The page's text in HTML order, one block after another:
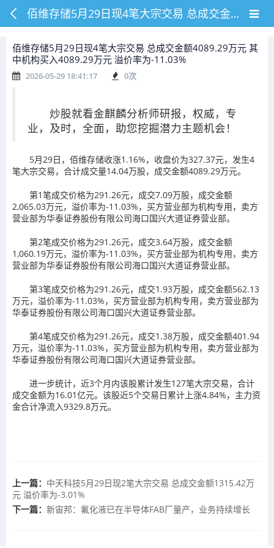
佰维存储5月29日现4笔大宗交易 总成交金额4089.29万元 其中机构买入4089.29万元 溢价率为-11.03%
佰维存储5月29日现4笔大宗交易 总成交金额4089.29万元 其
中机构买入4089.29万元 溢价率为-11.03%
2026-05-29 18:41:17 0次
炒股就看金麒麟分析师研报，权威，专
业，及时，全面，助您挖掘潜力主题机会！
5月29日，佰维存储收涨1.16%，收盘价为327.37元，发生4
笔大宗交易，合计成交量14.04万股，成交金额4089.29万元。
第1笔成交价格为291.26元，成交7.09万股，成交金额
2,065.03万元，溢价率为-11.03%，买方营业部为机构专用，卖方
营业部为华泰证券股份有限公司海口国兴大道证券营业部。
第2笔成交价格为291.26元，成交3.64万股，成交金额
1,060.19万元，溢价率为-11.03%，买方营业部为机构专用，卖方
营业部为华泰证券股份有限公司海口国兴大道证券营业部。
第3笔成交价格为291.26元，成交1.93万股，成交金额562.13
万元，溢价率为-11.03%，买方营业部为机构专用，卖方营业部为
华泰证券股份有限公司海口国兴大道证券营业部。
第4笔成交价格为291.26元，成交1.38万股，成交金额401.94
万元，溢价率为-11.03%，买方营业部为机构专用，卖方营业部为
华泰证券股份有限公司海口国兴大道证券营业部。
进一步统计，近3个月内该股累计发生127笔大宗交易，合计
成交金额为16.01亿元。该股近5个交易日累计上涨4.84%，主力资
金合计净流入9329.8万元。
上一篇： 中天科技5月29日现2笔大宗交易 总成交金额1315.42万
元 溢价率为-3.01%
下一篇： 新宙邦：氟化液已在半导体FAB厂量产，业务持续增长